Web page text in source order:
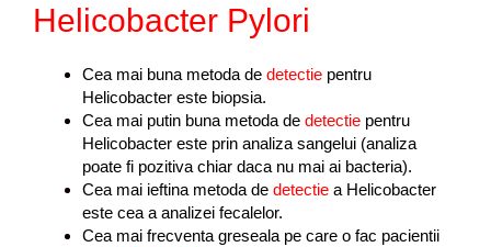
Helicobacter Pylori
Cea mai buna metoda de detectie pentru
Helicobacter este biopsia.
Cea mai putin buna metoda de detectie pentru
Helicobacter este prin analiza sangelui (analiza
poate fi pozitiva chiar daca nu mai ai bacteria).
Cea mai ieftina metoda de detectie a Helicobacter
este cea a analizei fecalelor.
Cea mai frecventa greseala pe care o fac pacientii